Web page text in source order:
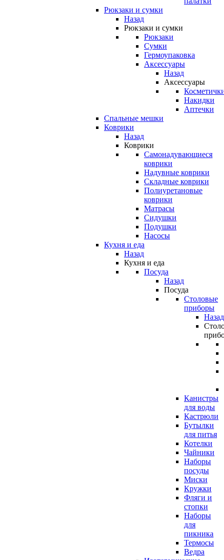
Рюкзаки и сумки
Назад
Рюкзаки и сумки
Рюкзаки
Сумки
Гермоупаковка
Аксессуары
Назад
Аксессуары
Накидки
Аптечки
Спальные мешки
Коврики
Назад
Коврики
Самонадувающиеся
коврики
Надувные коврики
Складные коврики
Полиуретановые
коврики
Матрасы
Сидушки
Подушки
Насосы
Кухня и еда
Назад
Кухня и еда
Посуда
Назад
Посуда
Столовые
приборы
Назад
Канистры
для воды
Кастрюли
Бутылки
для питья
Котелки
Чайники
Наборы
посуды
Миски
Кружки
Фляги и
стопки
Наборы
для
пикника
Термосы
Ведра